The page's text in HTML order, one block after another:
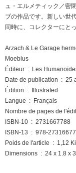
ュ・エルメティック／密
ブの作品です。新しい世
同時に、コレクターにと
Arzach & Le Garage
Moebius
Éditeur ‏ : ‎ Les
Date de
Édition ‏ : ‎ Illustrated
Langue ‏ : ‎ Français
ISBN-10 ‏ : ‎ 2731667788
ISBN-13 ‏ : ‎ 978-
Poids de l'article
Dimensions ‏ : ‎ 24 x